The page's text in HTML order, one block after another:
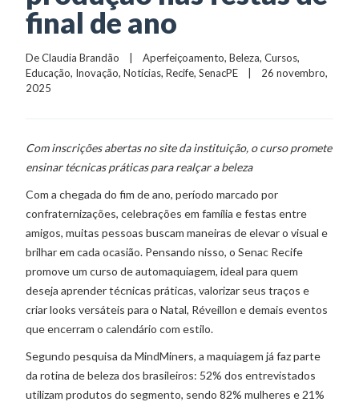
final de ano
De Claudia Brandão
    |
Aperfeiçoamento, Beleza, Cursos
Educação, Inovação, Notícias, Recife, SenacPE
    |    26 novembro,
2025
Com inscrições abertas no site da instituição, o curso promete
ensinar técnicas práticas para realçar a beleza
Com a chegada do fim de ano, período marcado por
confraternizações, celebrações em família e festas entre
amigos, muitas pessoas buscam maneiras de elevar o visual e
brilhar em cada ocasião. Pensando nisso, o Senac Recife
promove um curso de automaquiagem, ideal para quem
deseja aprender técnicas práticas, valorizar seus traços e
criar looks versáteis para o Natal, Réveillon e demais eventos
que encerram o calendário com estilo.
Segundo pesquisa da MindMiners, a maquiagem já faz parte
da rotina de beleza dos brasileiros: 52% dos entrevistados
utilizam produtos do segmento, sendo 82% mulheres e 21%